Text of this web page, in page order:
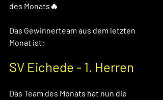
des Monats🔥
Das Gewinnerteam aus dem letzten
Monat ist:
SV Eichede - 1. Herren
Das Team des Monats hat nun die